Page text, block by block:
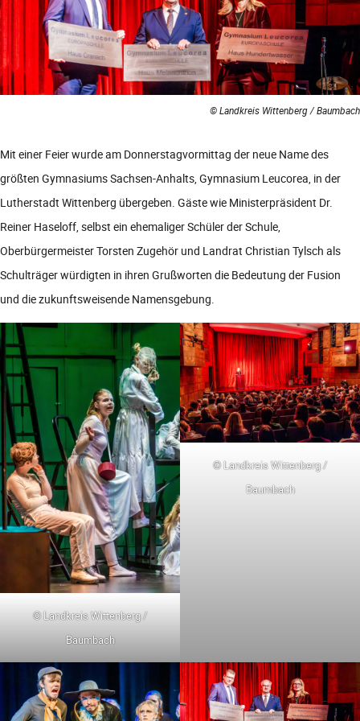
© Landkreis Wittenberg / Baumbach
Mit einer Feier wurde am Donnerstagvormittag der neue Name des
größten Gymnasiums Sachsen-Anhalts, Gymnasium Leucorea, in der
Lutherstadt Wittenberg übergeben. Gäste wie Ministerpräsident Dr.
Reiner Haseloff, selbst ein ehemaliger Schüler der Schule,
Oberbürgermeister Torsten Zugehör und Landrat Christian Tylsch als
Schulträger würdigten in ihren Grußworten die Bedeutung der Fusion
und die zukunftsweisende Namensgebung.
© Landkreis Wittenberg /
Baumbach
© Landkreis Wittenberg /
Baumbach